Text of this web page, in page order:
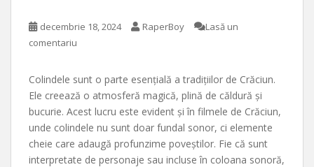
decembrie 18, 2024 RaperBoy
Lasă un
comentariu
Colindele sunt o parte esențială a tradițiilor de Crăciun.
Ele creează o atmosferă magică, plină de căldură și
bucurie. Acest lucru este evident și în filmele de Crăciun,
unde colindele nu sunt doar fundal sonor, ci elemente
cheie care adaugă profunzime poveștilor. Fie că sunt
interpretate de personaje sau incluse în coloana sonoră,